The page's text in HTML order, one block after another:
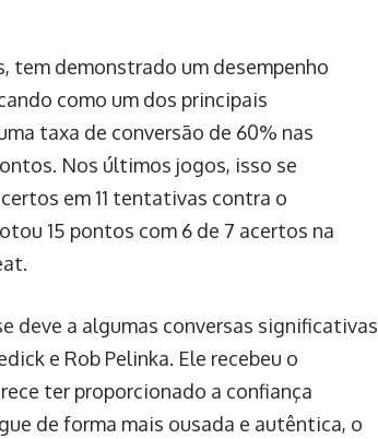
tem demonstrado um desempenho
como um dos principais
taxa de conversão de 60% nas
Nos últimos jogos, isso se
em 11 tentativas contra o
15 pontos com 6 de 7 acertos na
deve a algumas conversas significativas
e Rob Pelinka. Ele recebeu o
ter proporcionado a confiança
de forma mais ousada e autêntica, o